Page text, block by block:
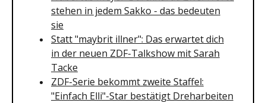
stehen in jedem Sakko - das bedeuten
sie
Statt "maybrit illner": Das erwartet dich
in der neuen ZDF-Talkshow mit Sarah
Tacke
ZDF-Serie bekommt zweite Staffel:
"Einfach Elli"-Star bestätigt Dreharbeiten